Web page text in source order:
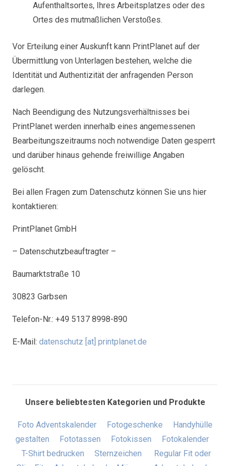
Aufenthaltsortes, Ihres Arbeitsplatzes oder des
Ortes des mutmaßlichen Verstoßes.
Vor Erteilung einer Auskunft kann PrintPlanet auf der
Übermittlung von Unterlagen bestehen, welche die
Identität und Authentizität der anfragenden Person
darlegen.
Nach Beendigung des Nutzungsverhältnisses bei
PrintPlanet werden innerhalb eines angemessenen
Bearbeitungszeitraums noch notwendige Daten gesperrt
und darüber hinaus gehende freiwillige Angaben
gelöscht.
Bei allen Fragen zum Datenschutz können Sie uns hier
kontaktieren:
PrintPlanet GmbH
– Datenschutzbeauftragter –
Baumarktstraße 10
30823 Garbsen
Telefon-Nr.: +49 5137 8998-890
E-Mail: datenschutz [at] printplanet.de
Unsere beliebtesten Kategorien und Produkte
Foto Adventskalender Fotogeschenke
Handyhülle
gestalten
Fototassen Fotokissen
Fotokalender
T-Shirt bedrucken
Sternzeichen
Regular Fit oder